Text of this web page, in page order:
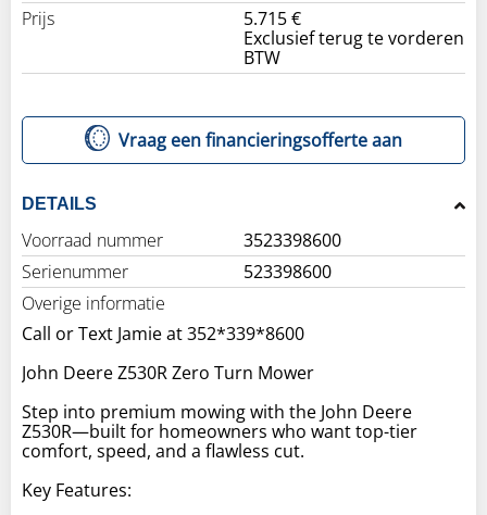
Prijs
5.715 €
Exclusief terug te vorderen
BTW
Vraag een financieringsofferte aan
DETAILS
Voorraad nummer
3523398600
Serienummer
523398600
Overige informatie
Call or Text Jamie at 352*339*8600
John Deere Z530R Zero Turn Mower
Step into premium mowing with the John Deere
Z530R—built for homeowners who want top-tier
comfort, speed, and a flawless cut.
Key Features: